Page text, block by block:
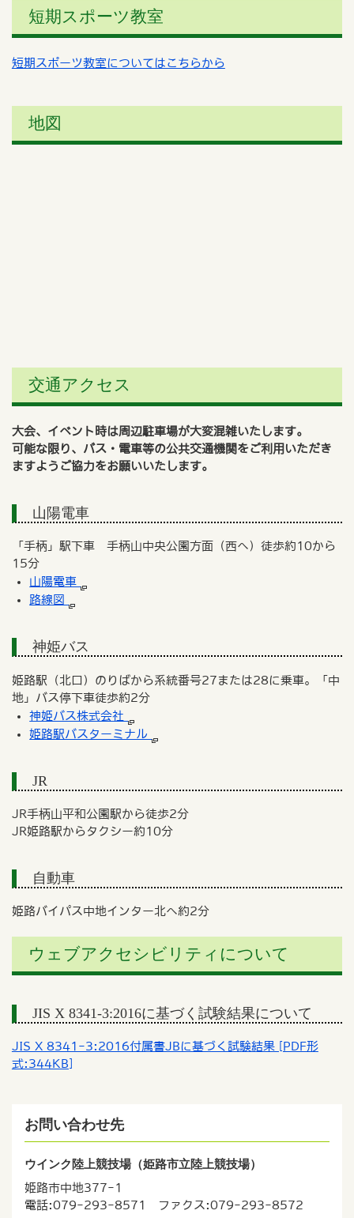
短期スポーツ教室
短期スポーツ教室についてはこちらから
地図
交通アクセス
大会、イベント時は周辺駐車場が大変混雑いたします。
可能な限り、バス・電車等の公共交通機関をご利用いただき
ますようご協力をお願いいたします。
山陽電車
「手柄」駅下車 手柄山中央公園方面（西へ）徒歩約10から
15分
山陽電車
路線図
神姫バス
姫路駅（北口）のりばから系統番号27または28に乗車。「中
地」バス停下車徒歩約2分
神姫バス株式会社
姫路駅バスターミナル
JR
JR手柄山平和公園駅から徒歩2分
JR姫路駅からタクシー約10分
自動車
姫路バイパス中地インター北へ約2分
ウェブアクセシビリティについて
JIS X 8341-3:2016に基づく試験結果について
JIS X 8341-3:2016付属書JBに基づく試験結果 [PDF形
式:344KB]
お問い合わせ先
ウインク陸上競技場（姫路市立陸上競技場）
姫路市中地377-1
電話:079-293-8571 ファクス:079-293-8572